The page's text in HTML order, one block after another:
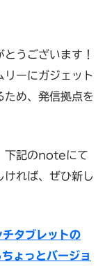
うございます！
リーにガジェット
ため、発信拠点を
下記のnoteにて
ければ、ぜひ新し
タブレットの
ょっとバージョ